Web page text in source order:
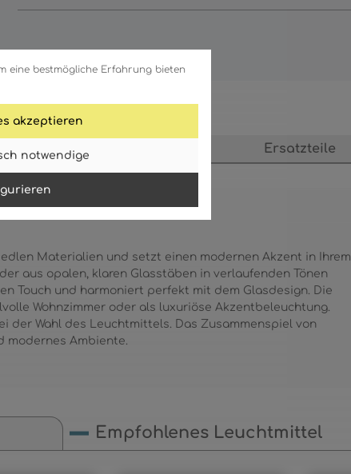
eine bestmögliche Erfahrung bieten
akzeptieren
notwendige
Daten Ersatzteile
Materialien und setzt einen modernen Akzent in Ihrem
aus opalen, klaren Glasstäben in verlaufenden Tönen
Touch und harmoniert perfekt mit dem Glasdesign. Die
Wohnzimmer oder als luxuriöse Akzentbeleuchtung.
Wahl des Leuchtmittels. Das Zusammenspiel von
modernes Ambiente.
Empfohlenes Leuchtmittel